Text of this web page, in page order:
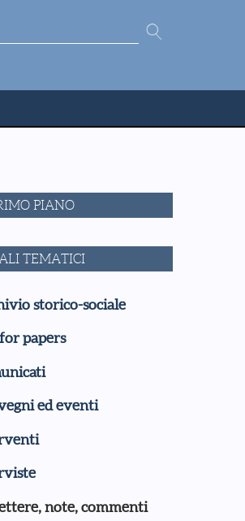
PIANO
TEMATICI
storico-sociale
papers
ed eventi
note, commenti